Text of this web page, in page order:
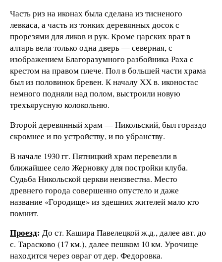
Часть риз на иконах была сделана из тисненого
левкаса, а часть из тонких деревянных досок с
прорезями для ликов и рук. Кроме царских врат в
алтарь вела только одна дверь — северная, с
изображением Благоразумного разбойника Раха с
крестом на правом плече. Пол в большей части храма
был из половинок бревен. К началу ХХ в. иконостас
немного подняли над полом, выстроили новую
трехъярусную колокольню.
Второй деревянный храм — Никольский, был гораздо
скромнее и по устройству, и по убранству.
В начале 1930 гг. Пятницкий храм перевезли в
ближайшее село Жерновку для постройки клуба.
Судьба Никольской церкви неизвестна. Место
древнего города совершенно опустело и даже
название «Городище» из здешних жителей мало кто
помнит.
Проезд: До ст. Кашира Павелецкой ж.д., далее авт. до
с. Тарасково (17 км.), далее пешком 10 км. Урочище
находится через овраг от дер. Федоровка.